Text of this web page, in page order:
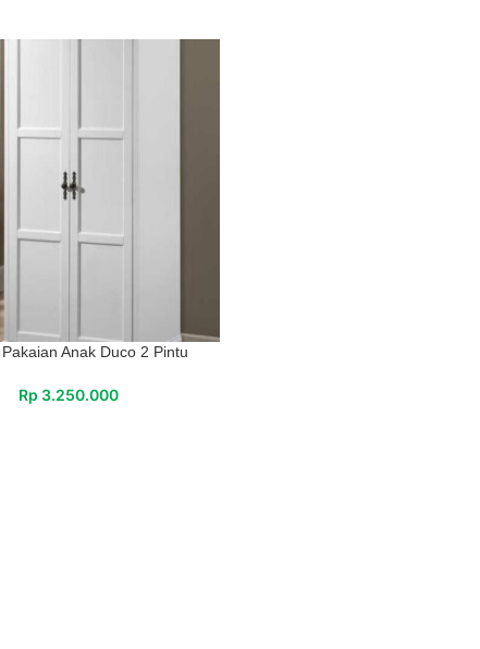
Anak Duco 2 Pintu
Rp 3.250.000